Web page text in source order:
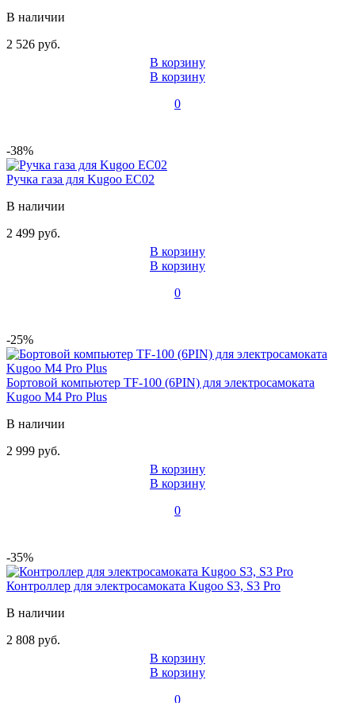
В наличии
2 526 руб.
В корзину
В корзину
0
-38%
Ручка газа для Kugoo EC02
В наличии
2 499 руб.
В корзину
В корзину
0
-25%
Бортовой компьютер TF-100 (6PIN) для электросамоката
Kugoo M4 Pro Plus
В наличии
2 999 руб.
В корзину
В корзину
0
-35%
Контроллер для электросамоката Kugoo S3, S3 Pro
В наличии
2 808 руб.
В корзину
В корзину
0